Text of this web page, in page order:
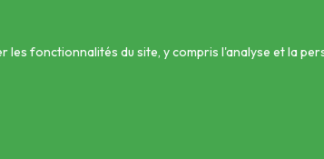
fonctionnalités du site, y compris l'analyse et la